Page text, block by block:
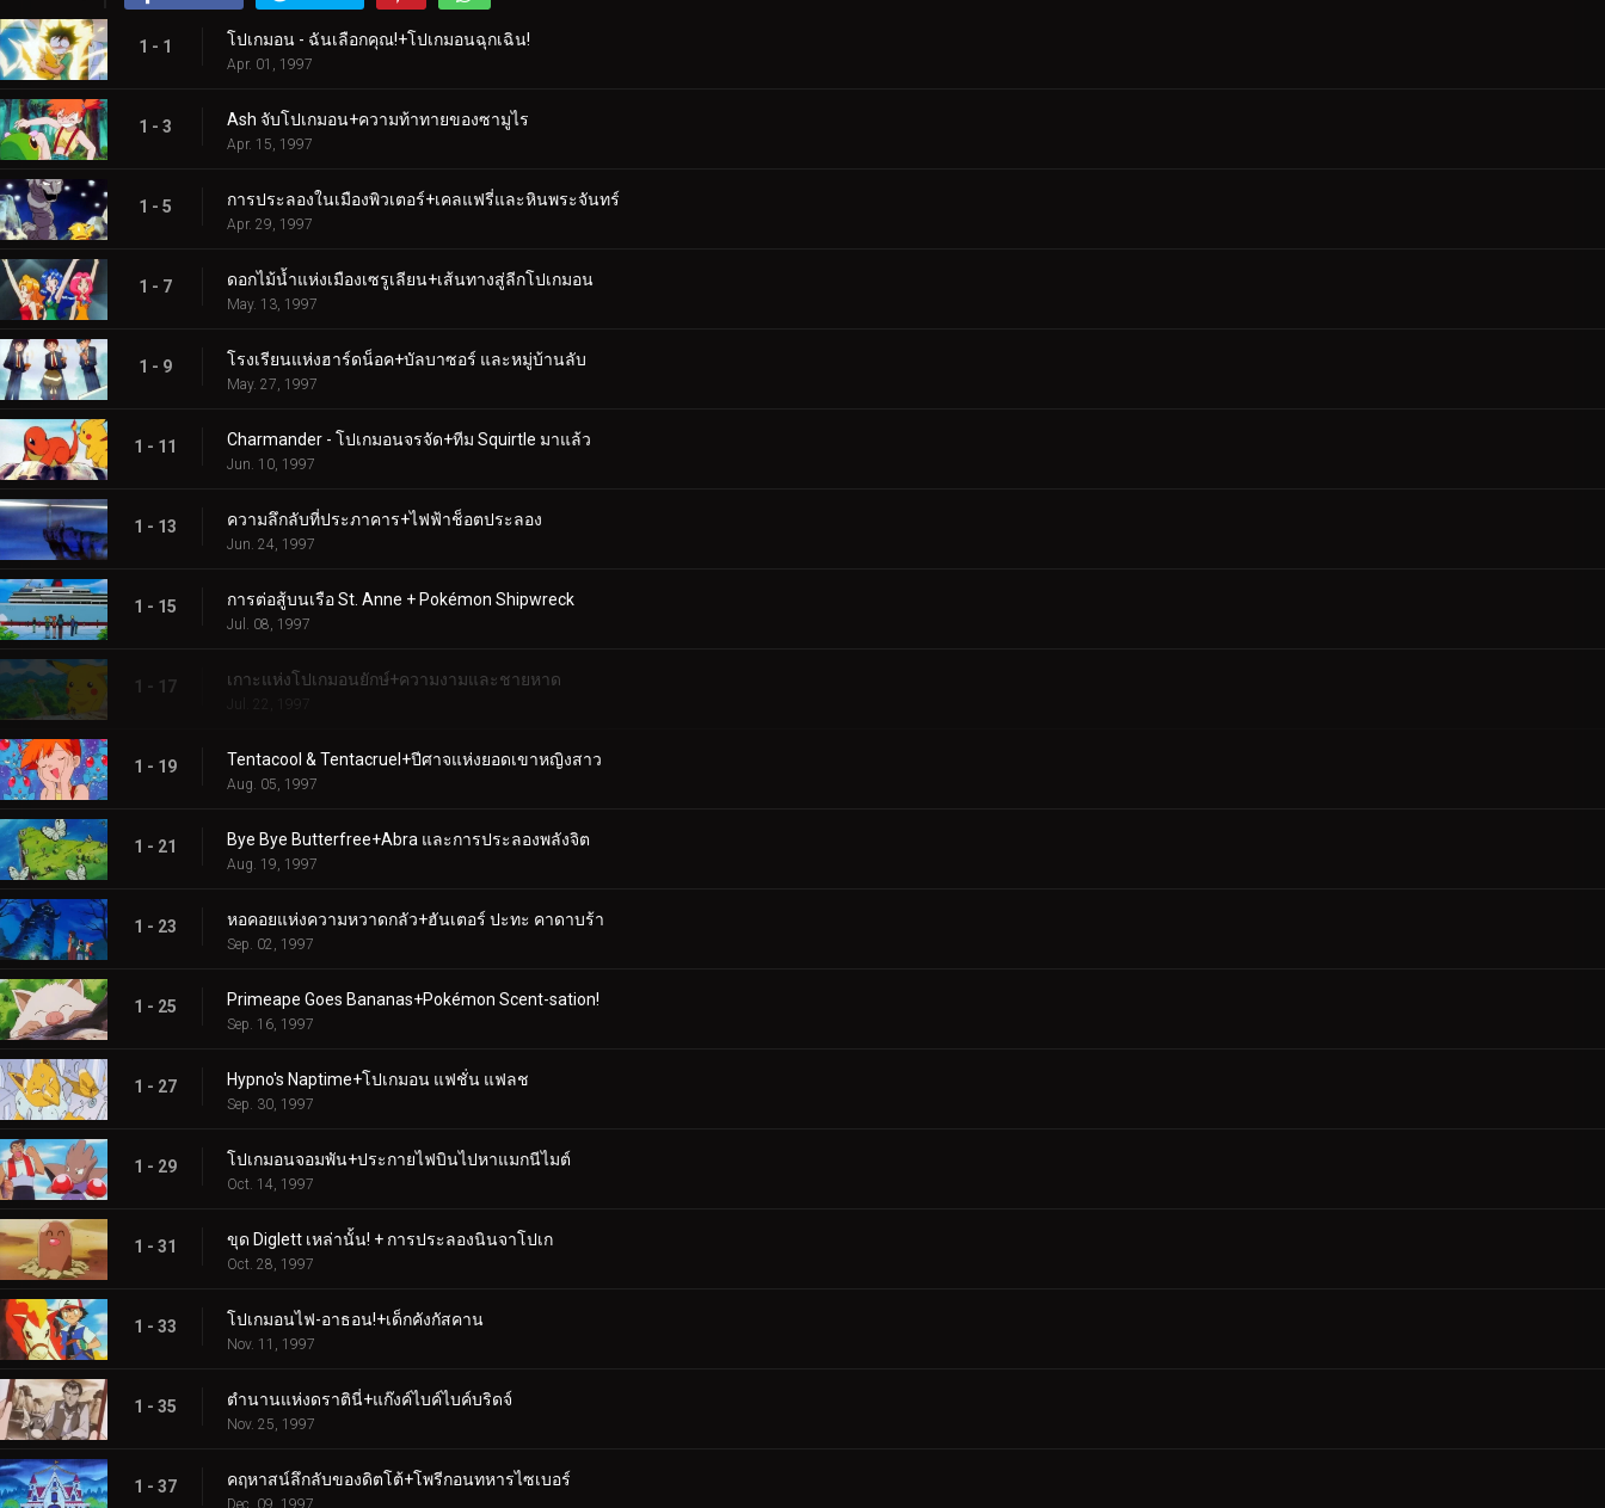
1 - 1 โปเกมอน - ฉันเลือกคุณ!+โปเกมอนฉุกเฉิน!
Apr. 01, 1997
1 - 3 Ash จับโปเกมอน+ความท้าทายของซามูไร
Apr. 15, 1997
1 - 5 การประลองในเมืองพิวเตอร์+เคลแฟรี่และหินพระจันทร์
Apr. 29, 1997
1 - 7 ดอกไม้น้ำแห่งเมืองเซรูเลียน+เส้นทางสู่ลีกโปเกมอน
May. 13, 1997
1 - 9 โรงเรียนแห่งฮาร์ดน็อค+บัลบาซอร์ และหมู่บ้านลับ
May. 27, 1997
1 - 11 Charmander - โปเกมอนจรจัด+ทีม Squirtle มาแล้ว
Jun. 10, 1997
1 - 13 ความลึกลับที่ประภาคาร+ไฟฟ้าช็อตประลอง
Jun. 24, 1997
1 - 15 การต่อสู้บนเรือ St. Anne + Pokémon Shipwreck
Jul. 08, 1997
1 - 17 เกาะแห่งโปเกมอนยักษ์+ความงามและชายหาด
Jul. 22, 1997
1 - 19 Tentacool & Tentacruel+ปีศาจแห่งยอดเขาหญิงสาว
Aug. 05, 1997
1 - 21 Bye Bye Butterfree+Abra และการประลองพลังจิต
Aug. 19, 1997
1 - 23 หอคอยแห่งความหวาดกลัว+ฮันเตอร์ ปะทะ คาดาบร้า
Sep. 02, 1997
1 - 25 Primeape Goes Bananas+Pokémon Scent-sation!
Sep. 16, 1997
1 - 27 Hypno's Naptime+โปเกมอน แฟชั่น แฟลช
Sep. 30, 1997
1 - 29 โปเกมอนจอมพัน+ประกายไฟบินไปหาแมกนีไมต์
Oct. 14, 1997
1 - 31 ขุด Diglett เหล่านั้น! + การประลองนินจาโปเก
Oct. 28, 1997
1 - 33 โปเกมอนไฟ-อาธอน!+เด็กคังกัสคาน
Nov. 11, 1997
1 - 35 ตำนานแห่งดราตินี่+แก๊งค์ไบค์ไบค์บริดจ์
Nov. 25, 1997
1 - 37 คฤหาสน์ลึกลับของดิตโต้+โพรีกอนทหารไซเบอร์
Dec. 09, 1997